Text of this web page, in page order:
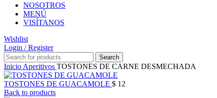
NOSOTROS
MENÚ
VISÍTANOS
Wishlist
Login / Register
Search
Inicio Aperitivos TOSTONES DE CARNE DESMECHADA
TOSTONES DE GUACAMOLE $ 12
Back to products